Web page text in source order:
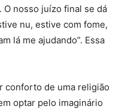
O nosso juízo final se dá
nu, estive com fome,
lá me ajudando”. Essa
conforto de uma religião
optar pelo imaginário